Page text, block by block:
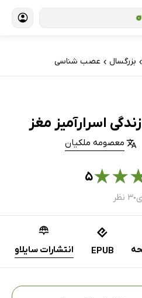
› بزرگسال › عصب شناسی
اسرارآمیز مغز
معصومه ملکیان
★
★۵
●۳ نظر
EPUB انتشارات سایلاو